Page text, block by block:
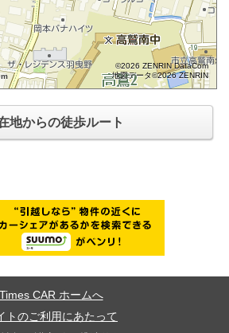
©2026 ZENRIN DataCom
地図データ©2026 ZENRIN
地からの徒歩ルート
Times CAR ホームへ
トのご利用にあたって